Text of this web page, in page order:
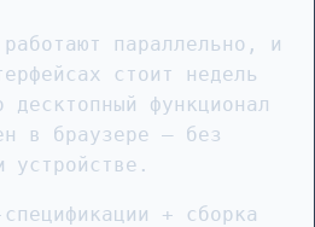
параллельно, и
стоит недель
функционал
в браузере — без
устройстве.
+ сборка